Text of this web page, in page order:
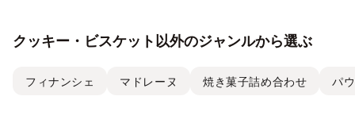
クッキー・ビスケット以外のジャンルから選ぶ
フィナンシェ マドレーヌ 焼き菓子詰め合わせ パ